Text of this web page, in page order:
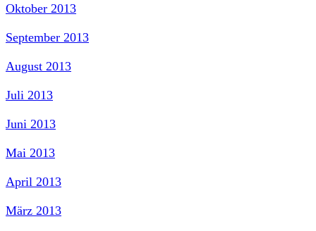
Oktober 2013
September 2013
August 2013
Juli 2013
Juni 2013
Mai 2013
April 2013
März 2013